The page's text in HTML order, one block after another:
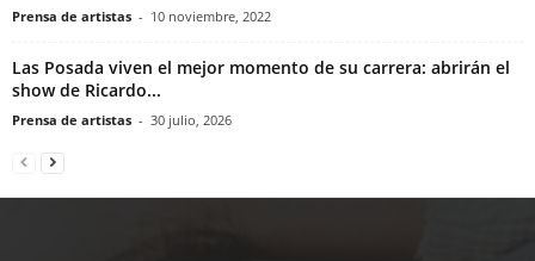
Prensa de artistas - 10 noviembre, 2022
Las Posada viven el mejor momento de su carrera: abrirán el
show de Ricardo...
Prensa de artistas - 30 julio, 2026